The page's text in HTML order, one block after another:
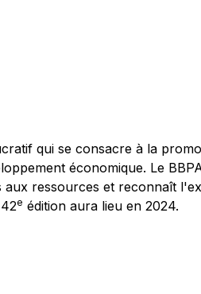
qui se consacre à la
économique. Le
ressources et reconnaît
e édition aura lieu en 2024.